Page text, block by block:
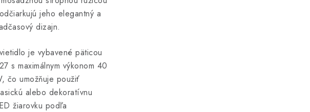
jeho elegantný a
dizajn.
je vybavené päticou
s maximálnym výkonom 40
čo umožňuje použiť
alebo dekoratívnu
žiarovku podľa